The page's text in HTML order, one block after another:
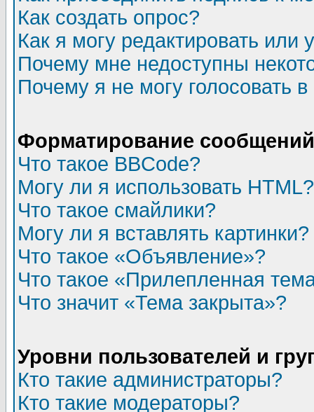
Как создать опрос?
Как я могу редактировать или
Почему мне недоступны
Почему я не могу голосовать
Форматирование
Что такое BBCode?
Могу ли я использовать HTML?
Что такое смайлики?
Могу ли я вставлять картинки?
Что такое «Объявление»?
Что такое «Прилепленная
Что значит «Тема закрыта»?
Уровни пользователей и
Кто такие администраторы?
Кто такие модераторы?